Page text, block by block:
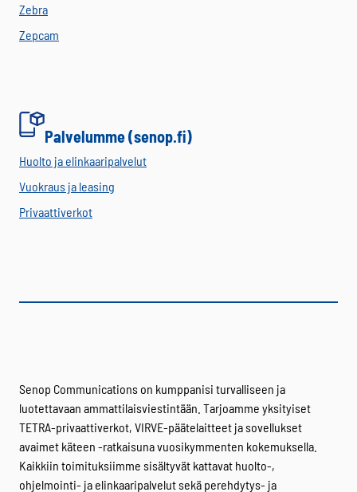
Zebra
Zepcam
Palvelumme (senop.fi)
Huolto ja elinkaaripalvelut
Vuokraus ja leasing
Privaattiverkot
Senop Communications on kumppanisi turvalliseen ja
luotettavaan ammattilaisviestintään. Tarjoamme yksityiset
TETRA-privaattiverkot, VIRVE-päätelaitteet ja sovellukset
avaimet käteen -ratkaisuna vuosikymmenten kokemuksella.
Kaikkiin toimituksiimme sisältyvät kattavat huolto-,
ohjelmointi- ja elinkaaripalvelut sekä perehdytys- ja